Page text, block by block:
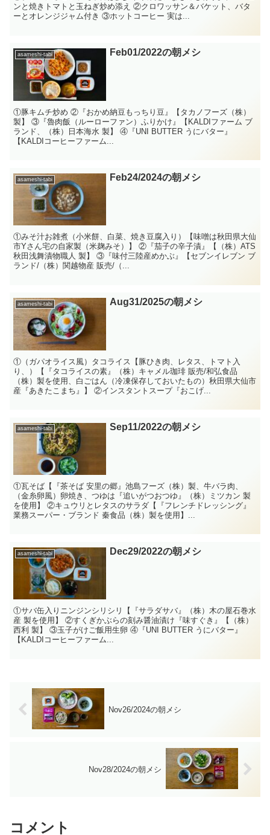
ンと焼きトマトと玉ねぎ炒め添え ②クロワッサン＆バケット、バタ
ーとオレンジジャム付き ③ホットコーヒー 実は...
asameshi-tabi Feb01/2022の朝メシ
①豚キムチ炒め ②『おかめ納豆もっちり豆』【タカノフーズ（株）
製】 ③『魯肉飯（ルーローファン）ふりかけ』【KALDIファーム ブ
ランド、（株）日本海水 製】 ④『UNI BUTTER うにバター』
【KALDIコーヒーファーム...
asameshi-tabi Feb24/2024の朝メシ
①みそ汁お雑煮（小米餅、白菜、焼き豆腐入り）【味噌は秋田県大仙
市Yさん宅の自家製（米麹みそ）】 ②『茄子の辛子漬』【（株）ATS
秋田浅舞漬物職人 製】 ③『味付三陸産めかぶ』【セブンイレブン ブ
ランド/（株）関越物産 販売/（...
asameshi-tabi Aug31/2025の朝メシ
①（ガパオライス風）タコライス【豚ひき肉、レタス、トマト入
り、）【『タコライスの素』（株）キャメル珈琲 販売/和弘食品
（株）製を使用、白ごはん（冷凍保存しておいたもの）秋田県大仙市
産『あきたこまち』】 ②インスタントスープ『おこげ...
asameshi-tabi Sep11/2022の朝メシ
①瓦そば【『茶そば 安里の郷』池島フーズ（株）製、牛バラ肉、
（金糸卵風）卵焼き、つゆは『追いがつおつゆ』（株）ミツカン 製
を使用】 ②キュウリとレタスのサラダ【『フレンチドレッシング』
業務スーパー・ブランド 秦食品（株）製を使用】...
asameshi-tabi Dec29/2022の朝メシ
①サバ缶入りニンジンシリシリ【『サラダサバ』（株）木の屋石巻水
産 製を使用】 ②すくぎかぶらの刻み醤油漬け『味すぐき』【（株）
西利 製】 ③玉子がけご飯用生卵 ④『UNI BUTTER うにバター』
【KALDIコーヒーファーム...
Nov26/2024の朝メシ
Nov28/2024の朝メシ
コメント